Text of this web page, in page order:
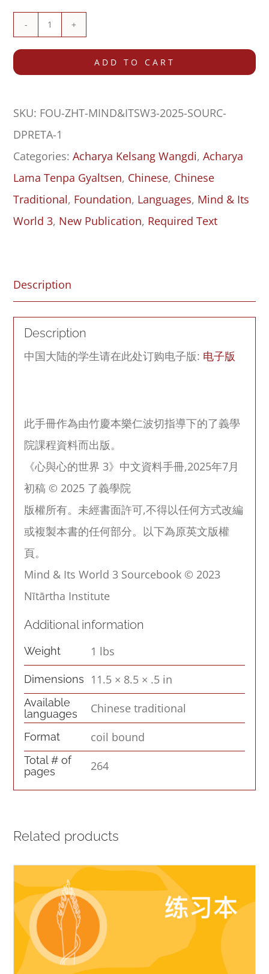
《心
心
世
界
3》
中
文
資
冊
（
Mind
&
3
Sourcebook–
Traditional)
quantity
ADD TO CART
SKU: FOU-ZHT-MIND&ITSW3-2025-SOURC-
DPRETA-1
Categories:Acharya Kelsang Wangdi,Acharya
Lama Tenpa Gyaltsen, Chinese, Chinese
Traditional, Foundation, Languages, Mind & Its
World 3, New Publication, Required Text
Description
Description
中国大陆的学生请在此处订购电子版: 电子版
此手冊作為由竹慶本樂仁波切指導下的了義學
院課程資料而出版。
《心與心的世界 3》中文資料手冊,2025年7月
初稿 © 2025 了義學院
版權所有。未經書面許可,不得以任何方式改編
或複製本書的任何部分。以下為原英文版權
頁。
Mind & Its World 3 Sourcebook © 2023
Nītārtha Institute
Additional information
Weight 1 lbs
Dimensions 11.5 × 8.5 × .5 in
Available
languages
Chinese traditional
Format coil bound
Total # of
pages
264
Related products